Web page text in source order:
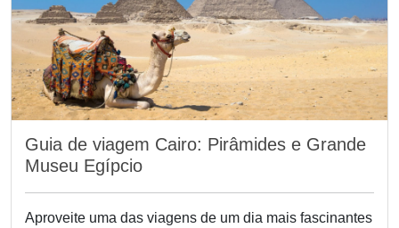
Guia de viagem Cairo: Pirâmides e Grande
Museu Egípcio
Aproveite uma das viagens de um dia mais fascinantes